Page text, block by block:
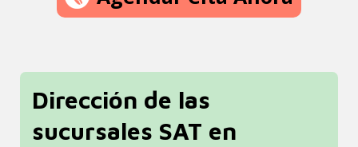
Dirección de las
sucursales SAT en